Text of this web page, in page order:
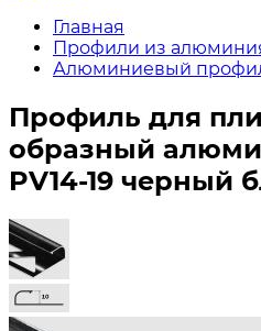
Главная
Профили из
Алюминиевый
Профиль для
образный
PV14-19 черный